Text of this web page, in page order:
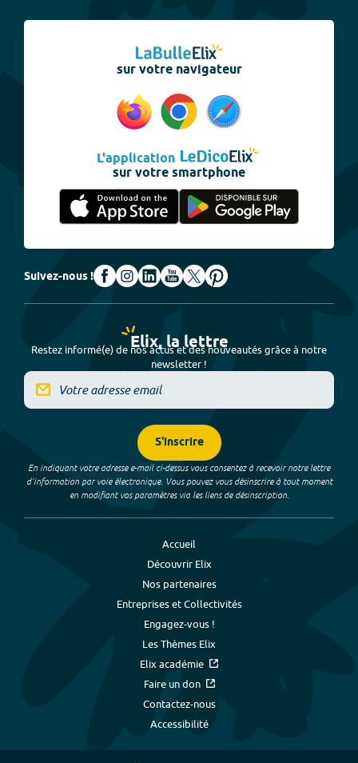
sur votre navigateur
L'application
sur votre smartphone
Suivez-nous !
Elix, la lettre
Restez informé(e) de nos actus et des nouveautés grâce à notre
newsletter !
S'inscrire
En indiquant votre adresse e-mail ci-dessus vous consentez à recevoir notre lettre
d’information par voie électronique. Vous pouvez vous désinscrire à tout moment
en modifiant vos paramètres via les liens de désinscription.
Accueil
Découvrir Elix
Nos partenaires
Entreprises et Collectivités
Engagez-vous !
Les Thèmes Elix
Elix académie
Faire un don
Contactez-nous
Accessibilité